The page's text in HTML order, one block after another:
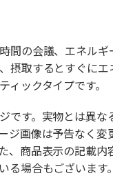
間の会議、エネルギ
摂取するとすぐにエ
ィックタイプです。
です。実物とは異な
ジ画像は予告なく変
、商品表示の記載内
る場合もございます